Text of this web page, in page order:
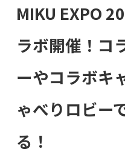
MIKU EXPO
ラボ開催！コ
ーやコラボキ
ゃべりロビー
る！